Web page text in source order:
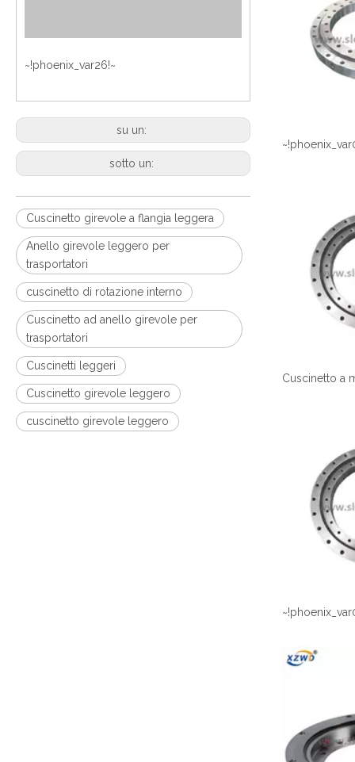
~!phoenix_var26!~
su un:
sotto un:
Cuscinetto girevole a flangia leggera
Anello girevole leggero per
trasportatori
cuscinetto di rotazione interno
Cuscinetto ad anello girevole per
trasportatori
Cuscinetti leggeri
Cuscinetto girevole leggero
cuscinetto girevole leggero